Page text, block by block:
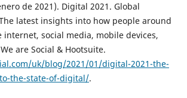
de 2021). Digital 2021. Global
latest insights into how people around
social media, mobile devices,
are Social & Hootsuite.
uk/blog/2021/01/digital-2021-the-
the-state-of-digital/.